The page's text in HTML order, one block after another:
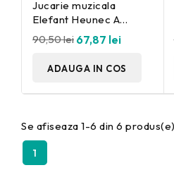
Jucarie muzicala
Elefant Heunec A
Haberkorn
90,50 lei 67,87 lei
ADAUGA IN COS
Se afiseaza 1-6 din 6 produs(e)
1